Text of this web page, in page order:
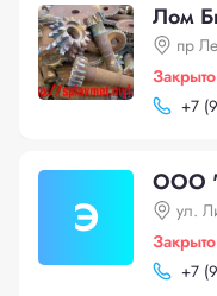
Лом
пр
Закрыто
+7
Э
ООО
ул.
Закрыто
+7